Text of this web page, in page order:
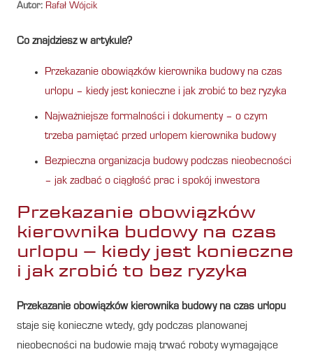
Autor: Rafał Wójcik
Co znajdziesz w artykule?
Przekazanie obowiązków kierownika budowy na czas
urlopu – kiedy jest konieczne i jak zrobić to bez ryzyka
Najważniejsze formalności i dokumenty – o czym
trzeba pamiętać przed urlopem kierownika budowy
Bezpieczna organizacja budowy podczas nieobecności
– jak zadbać o ciągłość prac i spokój inwestora
Przekazanie obowiązków
kierownika budowy na czas
urlopu – kiedy jest konieczne
i jak zrobić to bez ryzyka
Przekazanie obowiązków kierownika budowy na czas urlopu
staje się konieczne wtedy, gdy podczas planowanej
nieobecności na budowie mają trwać roboty wymagające